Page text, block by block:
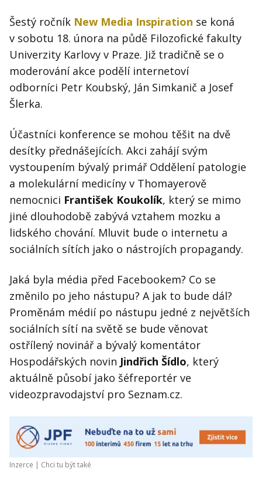
Šestý ročník New Media Inspiration se koná
v sobotu 18. února na půdě Filozofické fakulty
Univerzity Karlovy v Praze. Již tradičně se o
moderování akce podělí internetoví
odborníci Petr Koubský, Ján Simkanič a Josef
Šlerka.
Účastníci konference se mohou těšit na dvě
desítky přednášejících. Akci zahájí svým
vystoupením bývalý primář Oddělení patologie
a molekulární medicíny v Thomayerově
nemocnici František Koukolík, který se mimo
jiné dlouhodobě zabývá vztahem mozku a
lidského chování. Mluvit bude o internetu a
sociálních sítích jako o nástrojích propagandy.
Jaká byla média před Facebookem? Co se
změnilo po jeho nástupu? A jak to bude dál?
Proměnám médií po nástupu jedné z největších
sociálních sítí na světě se bude věnovat
ostřílený novinář a bývalý komentátor
Hospodářských novin Jindřich Šídlo, který
aktuálně působí jako šéfreportér ve
videozpravodajství pro Seznam.cz.
Inzerce | Chci tu být také